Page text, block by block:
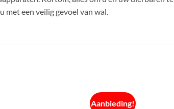
met een veilig gevoel van wal.
Aanbieding!